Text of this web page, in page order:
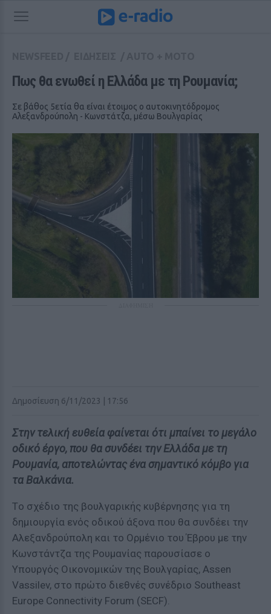
Πως θα ενωθεί η Ελλάδα με τη Ρουμανία;
Σε βάθος 5ετία θα είναι έτοιμος ο αυτοκινητόδρομος
Αλεξανδρούπολη - Κωνστάτζα, μέσω Βουλγαρίας
Δημοσίευση 6/11/2023 | 17:56
Στην τελική ευθεία φαίνεται ότι μπαίνει το μεγάλο
οδικό έργο, που θα συνδέει την Ελλάδα με τη
Ρουμανία, αποτελώντας ένα σημαντικό κόμβο για
τα Βαλκάνια.
Tο σχέδιο της βουλγαρικής κυβέρνησης για τη
δημιουργία ενός οδικού άξονα που θα συνδέει την
Αλεξανδρούπολη και το Ορμένιο του Έβρου με την
Κωνστάντζα της Ρουμανίας παρουσίασε ο
Υπουργός Οικονομικών της Βουλγαρίας, Assen
Vassilev, στο πρώτο διεθνές συνέδριο Southeast
Europe Connectivity Forum (SECF).